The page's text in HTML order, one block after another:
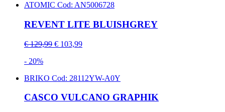
ATOMIC Cod: AN5006728
REVENT LITE BLUISHGREY
€ 129,99 € 103,99
- 20%
BRIKO Cod: 28112YW-A0Y
CASCO VULCANO GRAPHIK